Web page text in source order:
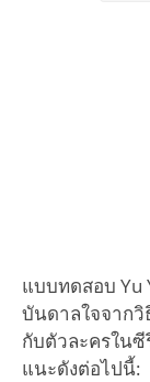
แบบทดสอบ Yu
บันดาลใจจากวิ
กับตัวละครใน
แนะดังต่อไปนี้: